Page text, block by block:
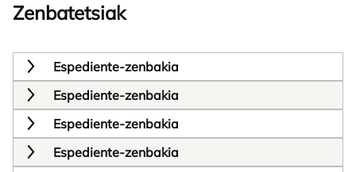
Zenbatetsiak
Espediente-zenbakia
Espediente-zenbakia
Espediente-zenbakia
Espediente-zenbakia